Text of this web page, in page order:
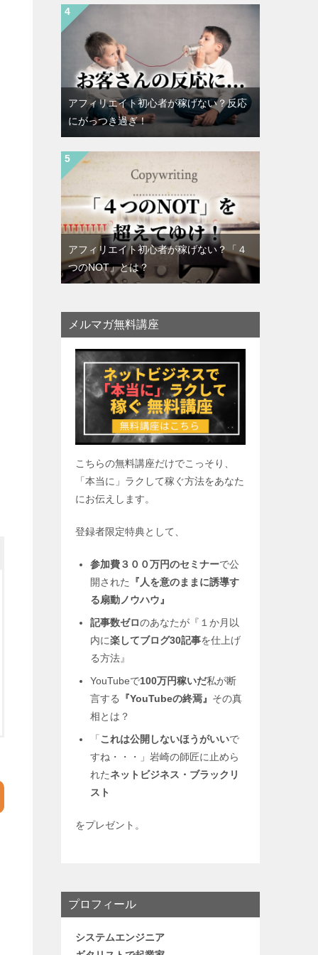
アフィリエイト初心者が稼げない？反応
にがっつき過ぎ！
アフィリエイト初心者が稼げない？「４
つのNOT」とは？
メルマガ無料講座
こちらの無料講座だけでこっそり、
「本当に」ラクして稼ぐ方法をあなた
にお伝えします。
登録者限定特典として、
参加費３００万円のセミナーで公
開された
『人を意のままに誘導す
る扇動ノウハウ』
記事数ゼロのあなたが『１か月以
内に楽してブログ30記事を仕上げ
る方法』
YouTubeで100万円稼いだ私が断
言する
『YouTubeの終焉』 その真
相とは？
「 これは公開しないほうがいいで
すね・・・」岩崎の師匠に止めら
れたネットビジネス・ ブラックリ
スト
をプレゼント。
プロフィール
システムエンジニア